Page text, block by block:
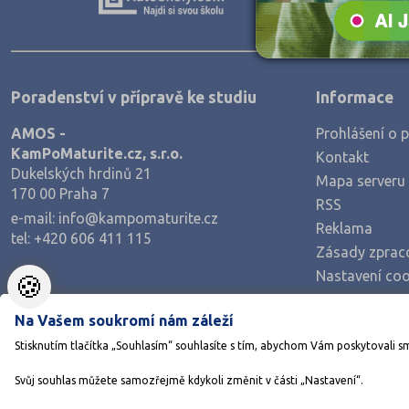
Zemědělské a ekologické
Poradenství v přípravě ke studiu
AMOS -
KamPoMaturite.cz, s.r.o.
Dukelských hrdinů 21
170 00 Praha 7
e-mail: info@kampomaturite.cz
tel: +420 606 411 115
Informace
Prohlášení o
Kontakt
Mapa serveru
RSS
Reklama
Zásady
Nastavení
🍪
Na Vašem soukromí nám záleží
Stisknutím tlačítka „Souhlasím“ souhlasíte s tím, abychom Vám poskytovali
Svůj souhlas můžete samozřejmě kdykoli změnit v části „Nastavení“.